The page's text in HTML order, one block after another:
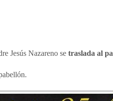
Jesús Nazareno setraslada al